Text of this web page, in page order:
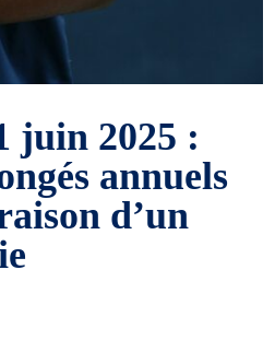
juin 2025 :
annuels
d’un